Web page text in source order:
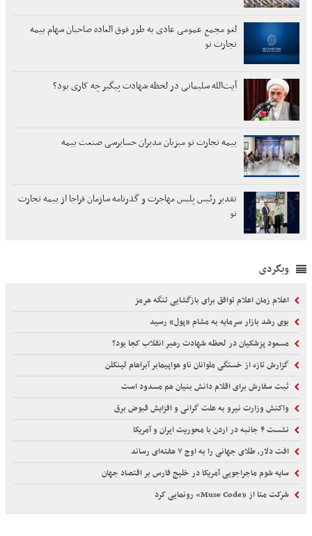
لغو مجمع عمومی عادی به طور فوق العاده صاحبان سهام بیمه
تجارت نو
آیت‌الله سلیمانی در لحظه شهادت پیگیر چه کاری بود؟
بیمه تجارت نو میزبان مدیران حسابرسی صنعت بیمه
تقدیر رئیس پلیس مهاجرت و گذرنامه سازمان فراجا از بیمه تجارت
نو
وبگردی
اعلام زمان اعلام توافق برای بازگشایی تنگه هرمز
بوی رشد بازار سرمایه به مشام «پول» رسید
مسعود پزشکیان در لحظه شهادت رهبر انقلاب کجا بود؟
گزارش تازه از خستگی ملوانان ناو هواپیمابر آبراهام لینکلن
ثبت سفارش برای اقلام دانش بنیان هم مسدود است
واکنش وزارت نیرو به علت گرانی و افزایش قبوض برق
نشست ۴ جانبه در اردن با محوریت ایران و آمریکا
افت دلار، طلای جهانی را به اوج ۷ هفته‌ای رساند
سایه شوم ماجراجویی آمریکا در خلیج فارس بر اقتصاد جهان
شرکت متا از «Muse Code» رونمایی کرد